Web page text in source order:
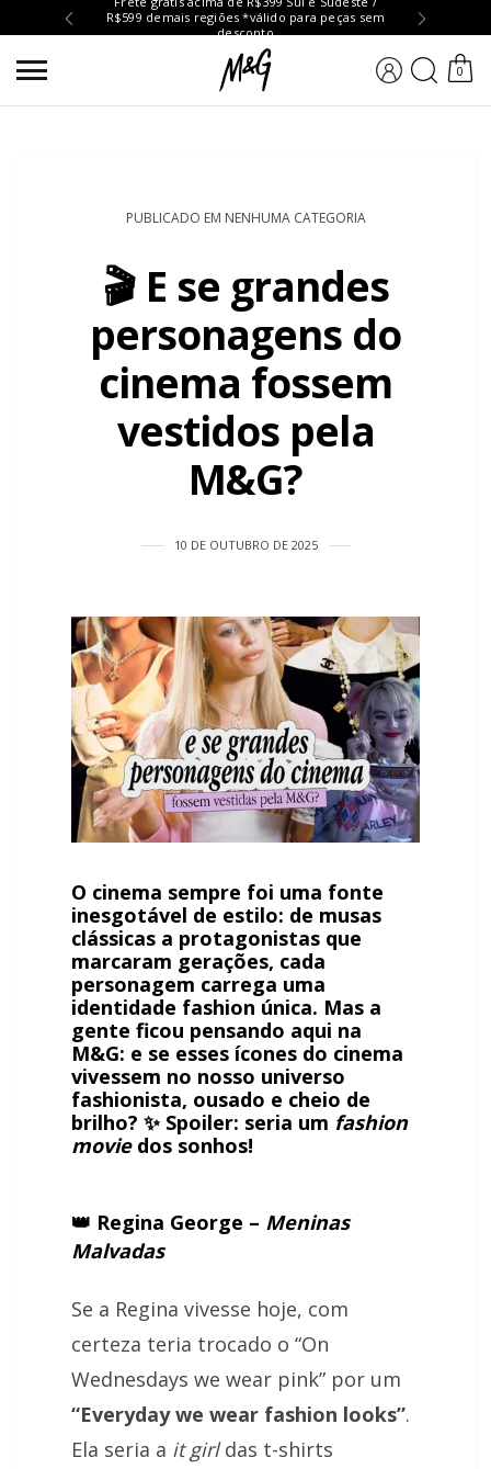
R$599 demais regiões *válido para peças sem
desconto
0
PUBLICADO EM NENHUMA CATEGORIA
🎬 E se grandes
personagens do
cinema fossem
vestidos pela
M&G?
10 DE OUTUBRO DE 2025
O cinema sempre foi uma fonte
inesgotável de estilo: de musas
clássicas a protagonistas que
marcaram gerações, cada
personagem carrega uma
identidade fashion única. Mas a
gente ficou pensando aqui na
M&G: e se esses ícones do cinema
vivessem no nosso universo
fashionista, ousado e cheio de
brilho? ✨ Spoiler: seria um fashion
moviedos sonhos!
👑 Regina George – Meninas
Malvadas
Se a Regina vivesse hoje, com
certeza teria trocado o “On
Wednesdays we wear pink” por um
“Everyday we wear fashion looks”.
Ela seria a it girldas t-shirts